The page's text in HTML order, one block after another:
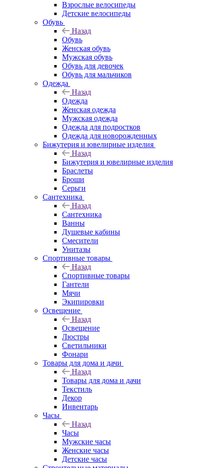
Взрослые велосипеды
Детские велосипеды
Обувь
Назад
Обувь
Женская обувь
Мужская обувь
Обувь для девочек
Обувь для мальчиков
Одежда
Назад
Одежда
Женская одежда
Мужская одежда
Одежда для подростков
Одежда для новорожденных
Бижутерия и ювелирные изделия
Назад
Бижутерия и ювелирные изделия
Браслеты
Броши
Серьги
Сантехника
Назад
Сантехника
Ванны
Душевые кабины
Смесители
Унитазы
Спортивные товары
Назад
Спортивные товары
Гантели
Мячи
Экипировки
Освещение
Назад
Освещение
Люстры
Светильники
Фонари
Товары для дома и дачи
Назад
Товары для дома и дачи
Текстиль
Декор
Инвентарь
Часы
Назад
Часы
Мужские часы
Женские часы
Детские часы